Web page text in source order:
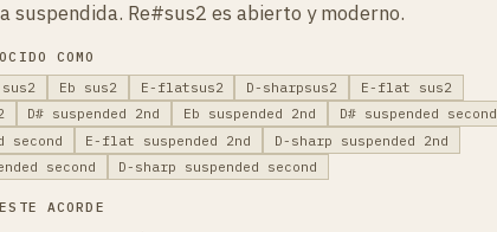
suspendida. Re#sus2 es abierto y moderno.
COMO
Eb sus2 E-flatsus2 D-sharpsus2
E-flat sus2
D# suspended 2nd Eb suspended 2nd
D# suspended second
second
E-flat suspended 2nd
D-sharp suspended 2nd
second
D-sharp suspended second
ACORDE